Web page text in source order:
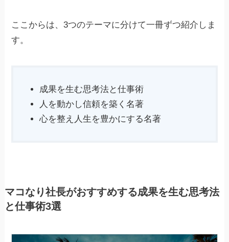
ここからは、3つのテーマに分けて一冊ずつ紹介しま
す。
成果を生む思考法と仕事術
人を動かし信頼を築く名著
心を整え人生を豊かにする名著
マコなり社長がおすすめする成果を生む思考法
と仕事術3選